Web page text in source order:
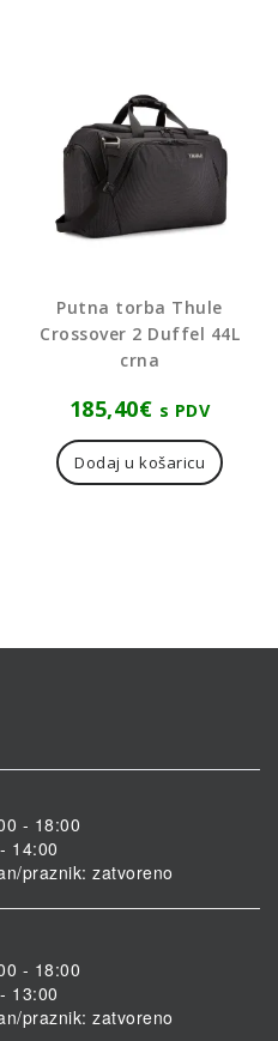
Putna torba Thule
Crossover 2 Duffel 44L
crna
185,40€ s PDV
Dodaj u košaricu
- 18:00
14:00
praznik: zatvoreno
- 18:00
13:00
praznik: zatvoreno